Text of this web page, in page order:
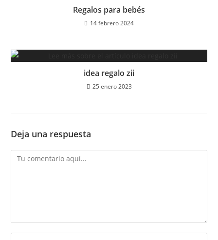
Regalos para bebés
14 febrero 2024
idea regalo zii
25 enero 2023
Deja una respuesta